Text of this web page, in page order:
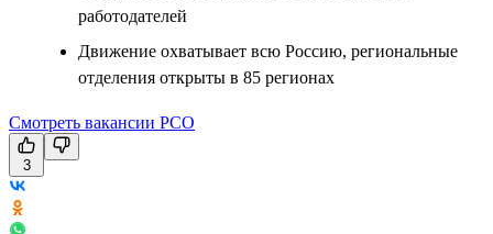
работодателей
Движение охватывает всю Россию, региональные
отделения открыты в 85 регионах
Смотреть вакансии РСО
3